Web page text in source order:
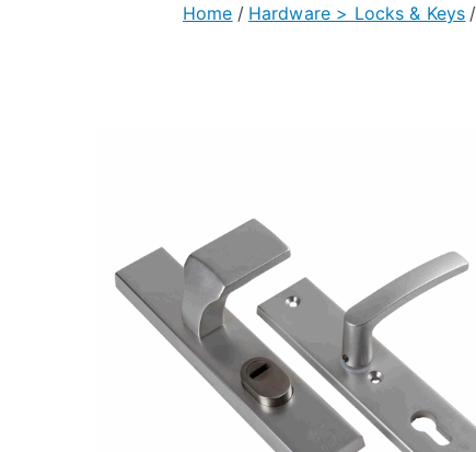
Home Hardware > Locks & Keys